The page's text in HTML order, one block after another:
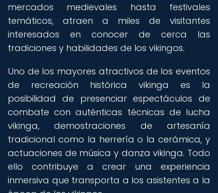
mercados medievales hasta festivales
temáticos, atraen a miles de visitantes
interesados en conocer de cerca las
tradiciones y habilidades de los vikingos.
Uno de los mayores atractivos de los eventos
de recreación histórica vikinga es la
posibilidad de presenciar espectáculos de
combate con auténticas técnicas de lucha
vikinga, demostraciones de artesanía
tradicional como la herrería o la cerámica, y
actuaciones de música y danza vikinga. Todo
ello contribuye a crear una experiencia
inmersiva que transporta a los asistentes a la